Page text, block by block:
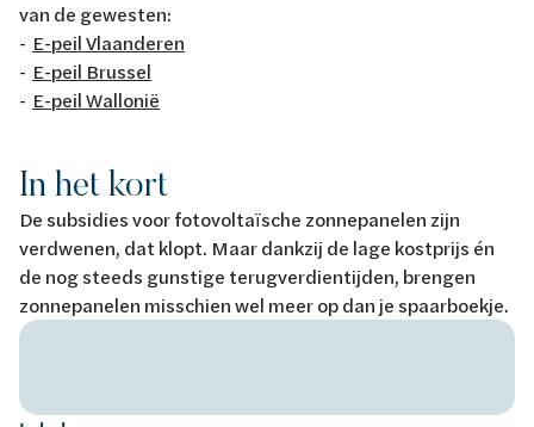
van de gewesten:
- E-peil Vlaanderen
- E-peil Brussel
- E-peil Wallonië
In het kort
De subsidies voor fotovoltaïsche zonnepanelen zijn
verdwenen, dat klopt. Maar dankzij de lage kostprijs én
de nog steeds gunstige terugverdientijden, brengen
zonnepanelen misschien wel meer op dan je spaarboekje.